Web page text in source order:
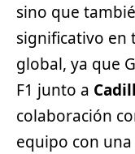
sino que
significativo
global, ya que
F1 junto a
colaboración
equipo con